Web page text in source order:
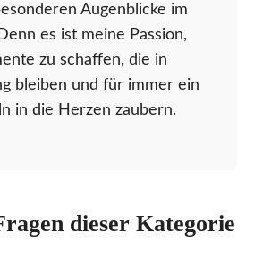
Augenblicke im
es ist meine Passion,
zu schaffen, die in
bleiben und für immer ein
in die Herzen zaubern.
dieser Kategorie